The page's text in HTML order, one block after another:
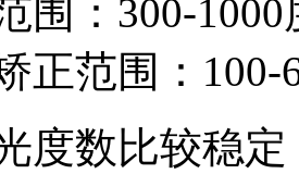
围：300-
正范围：100-
度数比较稳